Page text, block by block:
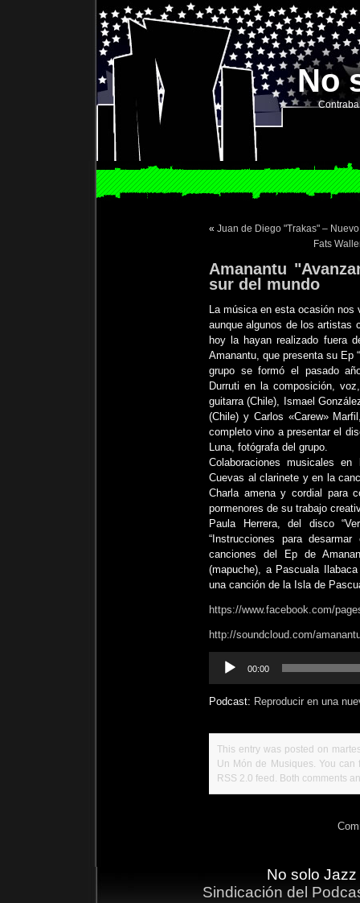
No
« Juan de Diego "Trakas" –
Fats
Amanantu
sur del mundo
La música en esta ocasión
aunque algunos de los artistas
hoy la hayan realizado fuera
Amanantu, que presenta su Ep
grupo se formó el pasado
Durruti en la composición,
guitarra (Chile), Ismael
(Chile) y Carlos «Carew»
completo vino a presentar el
Luna, fotógrafa del grupo.
Colaboraciones musicales
Cuevas al clarinete y en la
Charla amena y cordial para
pormenores de su trabajo
Paula Herrera, del disco
“Instrucciones para
canciones del Ep de
(mapuche), a Pascuala
una canción de la Isla de
https://www.facebook.com/
http://soundcloud.com/
Reproductor
00:00
Podcast: Reproducir en una
This entry was posted on
Un Món de Musiques. You can
RSS 2.0 feed. Both comments
No solo
Sindicación del